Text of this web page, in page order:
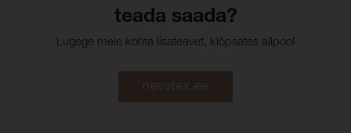
teada saada?
Lugege meie kohta lisateavet, klõpsates allpool
nevotex.ee